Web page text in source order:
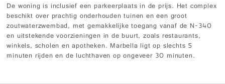
De woning is inclusief een parkeerplaats in de prijs. Het complex
beschikt over prachtig onderhouden tuinen en een groot
zoutwaterzwembad, met gemakkelijke toegang vanaf de N-340
en uitstekende voorzieningen in de buurt, zoals restaurants,
winkels, scholen en apotheken. Marbella ligt op slechts 5
minuten rijden en de luchthaven op ongeveer 30 minuten.